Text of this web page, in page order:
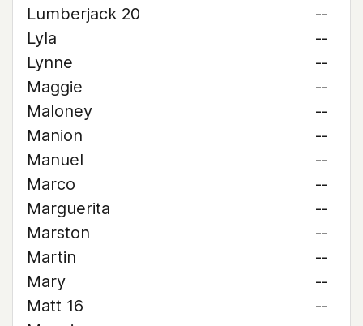
Lumberjack 20
--
Lyla
--
Lynne
--
Maggie
--
Maloney
--
Manion
--
Manuel
--
Marco
--
Marguerita
--
Marston
--
Martin
--
Mary
--
Matt 16
--